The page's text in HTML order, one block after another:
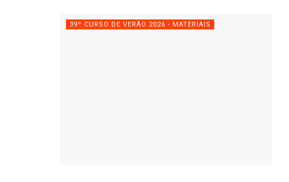
39º CURSO DE VERÃO 2026 - MATERIAIS